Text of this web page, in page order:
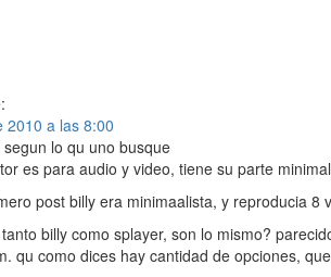
2010 a las 8:00
lo qu uno busque
es para audio y video, tiene su parte
post billy era minimaalista, y reproducia 8
billy como splayer, son lo mismo?
qu como dices hay cantidad de opciones,